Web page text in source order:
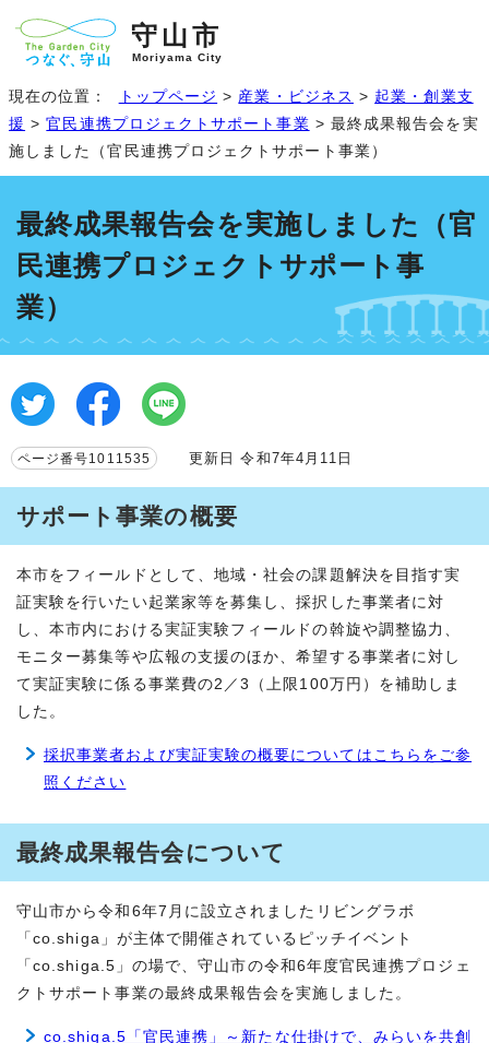
守山市
Moriyama City
現在の位置： トップページ > 産業・ビジネス > 起業・創業支
援 >官民連携プロジェクトサポート事業 > 最終成果報告会を実
施しました（官民連携プロジェクトサポート事業）
最終成果報告会を実施しました（官
民連携プロジェクトサポート事
業）
ページ番号1011535 更新日 令和7年4月11日
サポート事業の概要
本市をフィールドとして、地域・社会の課題解決を目指す実
証実験を行いたい起業家等を募集し、採択した事業者に対
し、本市内における実証実験フィールドの斡旋や調整協力、
モニター募集等や広報の支援のほか、希望する事業者に対し
て実証実験に係る事業費の2／3（上限100万円）を補助しま
した。
採択事業者および実証実験の概要についてはこちらをご参
照ください
最終成果報告会について
守山市から令和6年7月に設立されましたリビングラボ
「co.shiga」が主体で開催されているピッチイベント
「co.shiga.5」の場で、守山市の令和6年度官民連携プロジェ
クトサポート事業の最終成果報告会を実施しました。
co.shiga.5「官民連携」～新たな仕掛けで、みらいを共創